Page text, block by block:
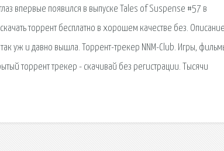
впервые появился в выпуске Tales of Suspense #57 в
торрент бесплатно в хорошем качестве без. Описание
уж и давно вышла. Торрент-трекер NNM-Club. Игры,
торрент трекер - скачивай без регистрации. Тысячи